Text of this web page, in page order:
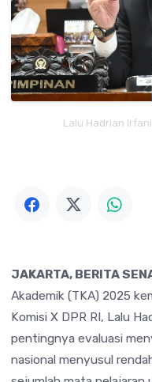
Lalu Hadrian
JAKARTA, BERITA
Akademik (TKA) 2025
Komisi X DPR RI, Lalu
pentingnya evaluasi
nasional menyusul